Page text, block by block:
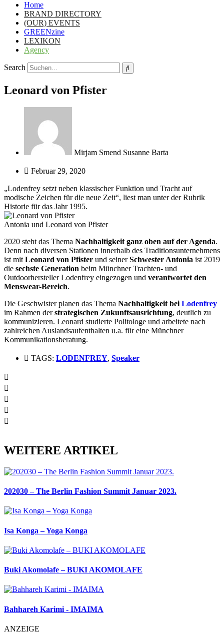
Home
BRAND DIRECTORY
(OUR) EVENTS
GREENzine
LEXIKON
Agency
Search
Leonard von Pfister
Mirjam Smend Susanne Barta
Februar 29, 2020
„Lodenfrey setzt neben klassischer Funktion und Tracht auf
modische Zeichen für die neue Zeit“, liest man unter der Rubrik
Historie für das Jahr 1995.
Antonia und Leonard von Pfister
2020 steht das Thema Nachhaltigkeit ganz oben auf der Agenda.
Denn nach diversen Stationen innerhalb des Traditionsunternehmens
ist mit Leonard von Pfister und seinerSchwester Antonia ist 2019
die sechste Generation beim Münchner Trachten- und
Outdoorhersteller Lodenfrey eingezogen und verantwortet den
Menswear-Bereich.
Die Geschwister planen das Thema Nachhaltigkeit bei Lodenfrey
im Rahmen derstrategischen Zukunftsausrichtung, deutlich zu
kommunizieren. Leonard studierte Politologe und arbeitete nach
zahlreichen Auslandsaufenthalten u.a. für eine Münchner
Kommunikationsberatung.
TAGS: LODENFREY, Speaker
WEITERE ARTIKEL
202030 – The Berlin Fashion Summit Januar 2023.
Isa Konga – Yoga Konga
Buki Akomolafe – BUKI AKOMOLAFE
Bahhareh Karimi - IMAIMA
ANZEIGE